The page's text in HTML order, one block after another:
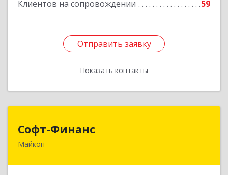
Клиентов на сопровождении 59
Отправить заявку
Показать контакты
Отправить заявку
Назад
Софт-Финанс
Майкоп385006, Адыгея Респ, Майкоп г, Калинина ул,